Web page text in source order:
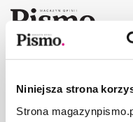
Niniejsza strona
Strona